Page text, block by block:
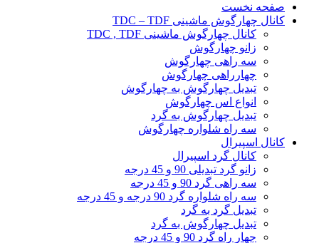
صفحه نخست
کانال چهارگوش ماشینی TDC – TDF
کانال چهارگوش ماشینی TDC , TDF
زانو چهارگوش
سه راهی چهارگوش
چهارراهی چهارگوش
تبدیل چهارگوش به چهارگوش
انواع اس چهارگوش
تبدیل چهارگوش به گرد
سه راه شلواره چهارگوش
کانال اسپیرال
کانال گرد اسپیرال
زانو گرد تبدیلی 90 و 45 درجه
سه راهی گرد 90 و 45 درجه
سه راه شلواره گرد 90 درجه و 45 درجه
تبدیل گرد به گرد
تبدیل چهارگوش به گرد
چهار راه گرد 90 و 45 درجه